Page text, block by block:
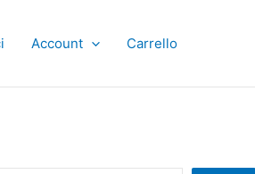
Account Carrello